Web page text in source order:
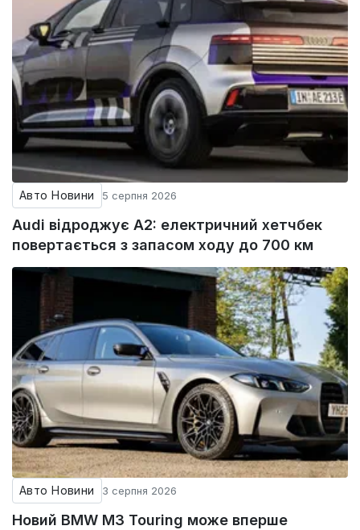
Авто Новини 5 серпня 2026
Audi відроджує A2: електричний хетчбек
повертається з запасом ходу до 700 км
Авто Новини 3 серпня 2026
Новий BMW M3 Touring може вперше